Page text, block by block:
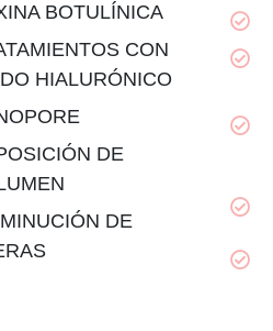
BOTULÍNICA
CON
HIALURÓNICO
DE
DE